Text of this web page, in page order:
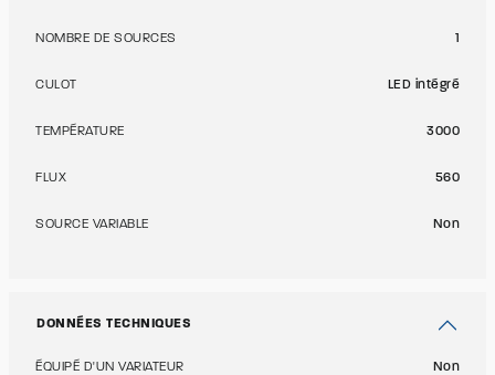
NOMBRE DE SOURCES 1
CULOT LED intégré
TEMPÉRATURE 3000
FLUX 560
SOURCE VARIABLE Non
DONNÉES TECHNIQUES
ÉQUIPÉ D'UN VARIATEUR Non